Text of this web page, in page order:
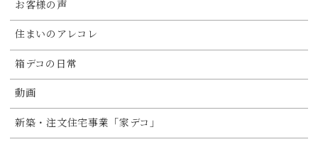
お客様の声
住まいのアレコレ
箱デコの日常
動画
新築・注文住宅事業「家デコ」